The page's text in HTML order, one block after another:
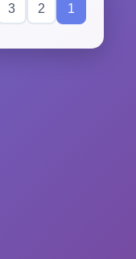
1
2
3